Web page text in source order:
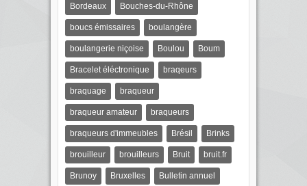
Bordeaux Bouches-du-Rhône
boucs émissaires boulangère
boulangerie niçoise Boulou Boum
Bracelet éléctronique braqeurs
braquage braqueur
braqueur amateur braqueurs
braqueurs d'immeubles Brésil Brinks
brouilleur brouilleurs Bruit bruit.fr
Brunoy Bruxelles Bulletin annuel